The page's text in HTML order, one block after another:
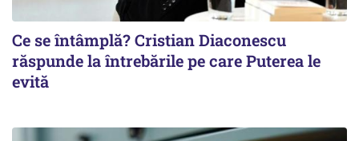
Ce se întâmplă? Cristian Diaconescu
răspunde la întrebările pe care Puterea le
evită